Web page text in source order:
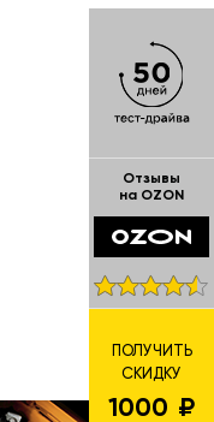
Отзывы
на OZON
ПОЛУЧИТЬ
СКИДКУ
1000